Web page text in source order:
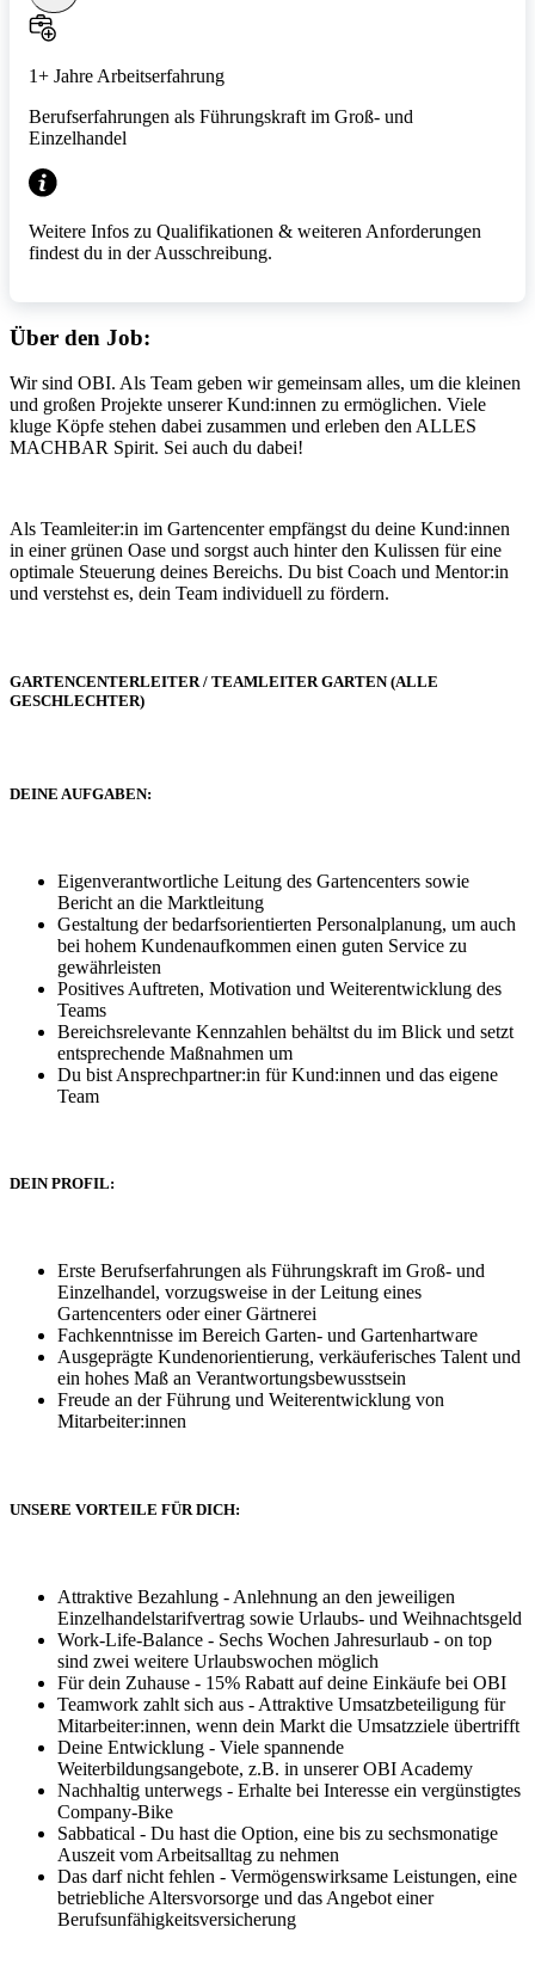
1+ Jahre Arbeitserfahrung
Berufserfahrungen als Führungskraft im Groß- und
Einzelhandel
Weitere Infos zu Qualifikationen & weiteren Anforderungen
findest du in der Ausschreibung.
Über den Job:
Wir sind OBI. Als Team geben wir gemeinsam alles, um die kleinen
und großen Projekte unserer Kund:innen zu ermöglichen. Viele
kluge Köpfe stehen dabei zusammen und erleben den ALLES
MACHBAR Spirit. Sei auch du dabei!
Als Teamleiter:in im Gartencenter empfängst du deine Kund:innen
in einer grünen Oase und sorgst auch hinter den Kulissen für eine
optimale Steuerung deines Bereichs. Du bist Coach und Mentor:in
und verstehst es, dein Team individuell zu fördern.
GARTENCENTERLEITER / TEAMLEITER GARTEN (ALLE
GESCHLECHTER)
DEINE AUFGABEN:
Eigenverantwortliche Leitung des Gartencenters sowie
Bericht an die Marktleitung
Gestaltung der bedarfsorientierten Personalplanung, um auch
bei hohem Kundenaufkommen einen guten Service zu
gewährleisten
Positives Auftreten, Motivation und Weiterentwicklung des
Teams
Bereichsrelevante Kennzahlen behältst du im Blick und setzt
entsprechende Maßnahmen um
Du bist Ansprechpartner:in für Kund:innen und das eigene
Team
DEIN PROFIL:
Erste Berufserfahrungen als Führungskraft im Groß- und
Einzelhandel, vorzugsweise in der Leitung eines
Gartencenters oder einer Gärtnerei
Fachkenntnisse im Bereich Garten- und Gartenhartware
Ausgeprägte Kundenorientierung, verkäuferisches Talent und
ein hohes Maß an Verantwortungsbewusstsein
Freude an der Führung und Weiterentwicklung von
Mitarbeiter:innen
UNSERE VORTEILE FÜR DICH:
Attraktive Bezahlung - Anlehnung an den jeweiligen
Einzelhandelstarifvertrag sowie Urlaubs- und Weihnachtsgeld
Work-Life-Balance - Sechs Wochen Jahresurlaub - on top
sind zwei weitere Urlaubswochen möglich
Für dein Zuhause - 15% Rabatt auf deine Einkäufe bei OBI
Teamwork zahlt sich aus - Attraktive Umsatzbeteiligung für
Mitarbeiter:innen, wenn dein Markt die Umsatzziele übertrifft
Deine Entwicklung - Viele spannende
Weiterbildungsangebote, z.B. in unserer OBI Academy
Nachhaltig unterwegs - Erhalte bei Interesse ein vergünstigtes
Company-Bike
Sabbatical - Du hast die Option, eine bis zu sechsmonatige
Auszeit vom Arbeitsalltag zu nehmen
Das darf nicht fehlen - Vermögenswirksame Leistungen, eine
betriebliche Altersvorsorge und das Angebot einer
Berufsunfähigkeitsversicherung